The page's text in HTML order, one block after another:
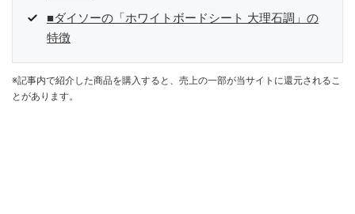
■ダイソーの「ホワイトボードシート 大理石調」の
特徴
※記事内で紹介した商品を購入すると、売上の一部が当サイトに還元されるこ
とがあります。